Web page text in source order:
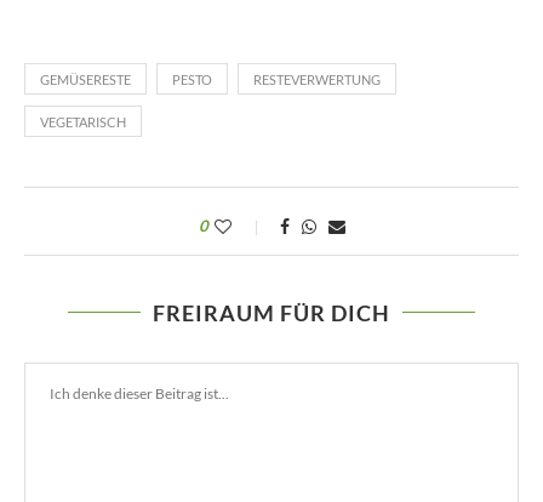
GEMÜSERESTE PESTO RESTEVERWERTUNG
VEGETARISCH
0
FREIRAUM FÜR DICH